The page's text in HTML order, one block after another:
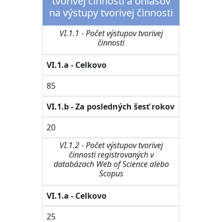
na výstupy tvorivej činnosti
VI.1.1 - Počet výstupov tvorivej
činnosti
VI.1.a - Celkovo
85
VI.1.b - Za posledných šesť rokov
20
VI.1.2 - Počet výstupov tvorivej
činnosti registrovaných v
databázach Web of Science alebo
Scopus
VI.1.a - Celkovo
25